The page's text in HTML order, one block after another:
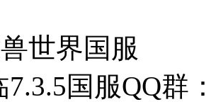
世界国服
国服QQ群